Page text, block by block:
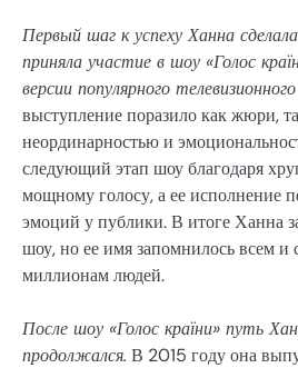
Первый шаг к успеху Ханна
приняла участие в шоу «Голос
версии популярного
выступление поразило как жюри,
неординарностью и
следующий этап шоу благодаря
мощному голосу, а ее исполнение
эмоций у публики. В итоге Ханна
шоу, но ее имя запомнилось всем и
миллионам людей.
После шоу «Голос країни» путь
продолжался. В 2015 году она